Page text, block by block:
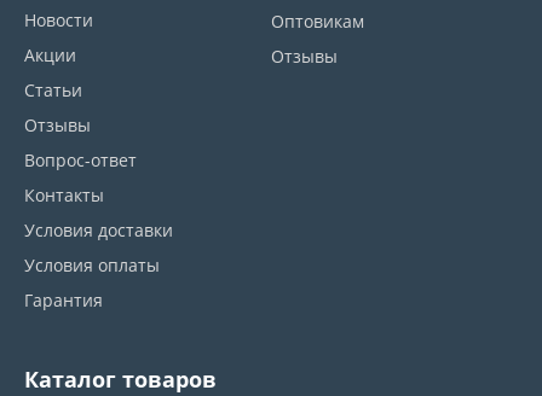
Новости
Акции
Статьи
Отзывы
Вопрос-ответ
Контакты
Условия доставки
Условия оплаты
Гарантия
Оптовикам
Отзывы
Каталог товаров